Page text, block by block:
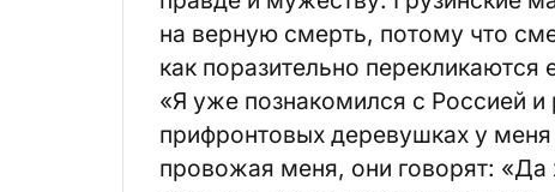
на верную смерть, потому что
как поразительно
«Я уже познакомился с Россией
прифронтовых деревушках у
провожая меня, они говорят: «Да